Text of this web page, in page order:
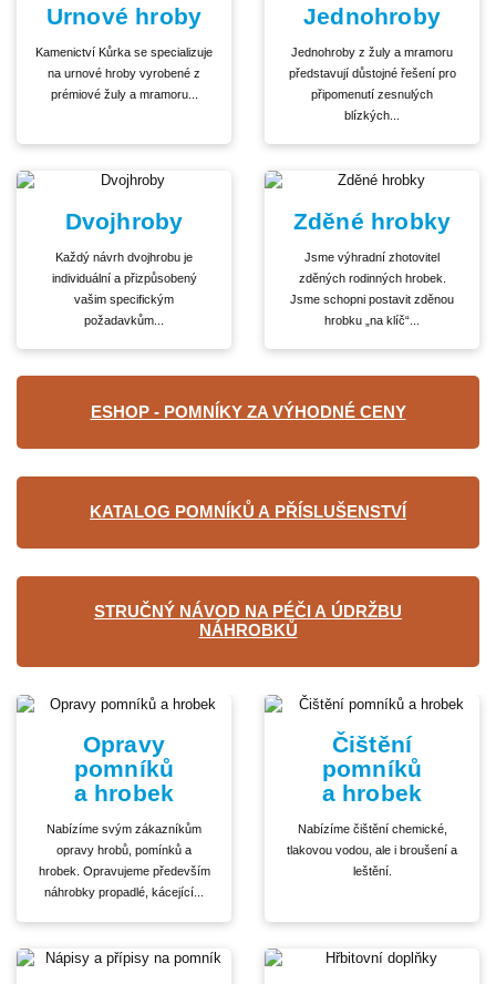
Urnové hroby
Kamenictví Kůrka se specializuje
na urnové hroby vyrobené z
prémiové žuly a mramoru...
Jednohroby
Jednohroby z žuly a mramoru
představují důstojné řešení pro
připomenutí zesnulých
blízkých...
Dvojhroby
Každý návrh dvojhrobu je
individuální a přizpůsobený
vašim specifickým
požadavkům...
Zděné hrobky
Jsme výhradní zhotovitel
zděných rodinných hrobek.
Jsme schopni postavit zděnou
hrobku „na klíč“...
ESHOP - POMNÍKY ZA VÝHODNÉ CENY
KATALOG POMNÍKŮ A PŘÍSLUŠENSTVÍ
STRUČNÝ NÁVOD NA PÉČI A ÚDRŽBU
NÁHROBKŮ
Opravy
pomníků
a hrobek
Nabízíme svým zákazníkům
opravy hrobů, pomínků a
hrobek. Opravujeme především
náhrobky propadlé, kácející...
Čištění
pomníků
a hrobek
Nabízíme čištění chemické,
tlakovou vodou, ale i broušení a
leštění.